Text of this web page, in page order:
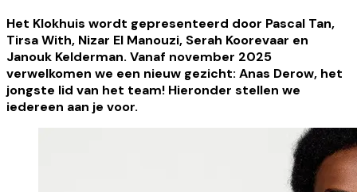
Het Klokhuis wordt gepresenteerd door Pascal Tan,
Tirsa With, Nizar El Manouzi, Serah Koorevaar en
Janouk Kelderman. Vanaf november 2025
verwelkomen we een nieuw gezicht: Anas Derow, het
jongste lid van het team! Hieronder stellen we
iedereen aan je voor.